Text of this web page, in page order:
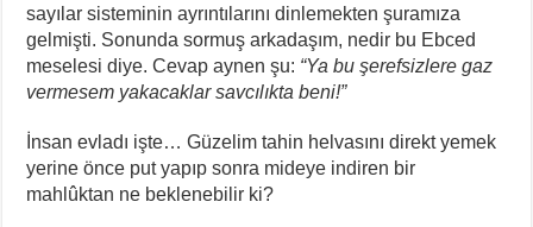
sayılar sisteminin ayrıntılarını dinlemekten şuramıza
gelmişti. Sonunda sormuş arkadaşım, nedir bu Ebced
meselesi diye. Cevap aynen şu: “Ya bu şerefsizlere gaz
vermesem yakacaklar savcılıkta beni!”
İnsan evladı işte… Güzelim tahin helvasını direkt yemek
yerine önce put yapıp sonra mideye indiren bir
mahlûktan ne beklenebilir ki?